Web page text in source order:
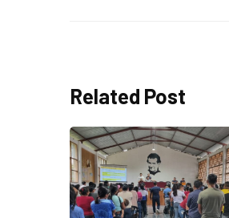
Related Post